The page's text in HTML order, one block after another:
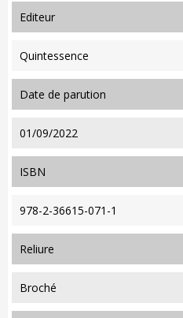
editeur
Quintessence
date de parution
01/09/2022
ISBN
978-2-36615-071-1
reliure
Broché